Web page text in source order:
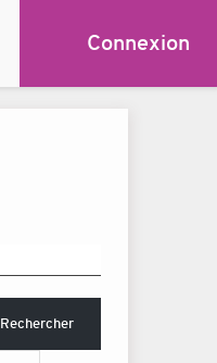
Connexion
Rechercher